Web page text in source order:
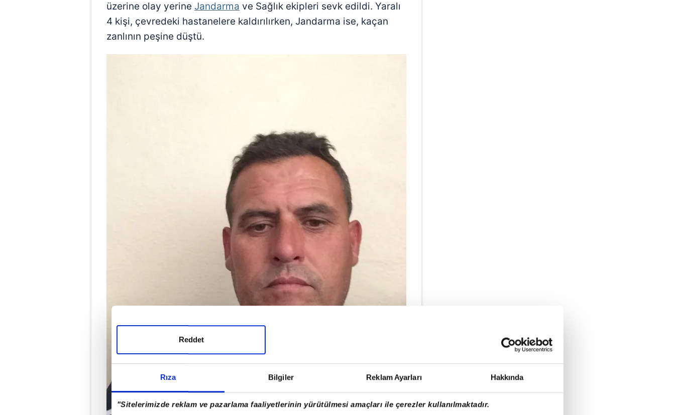
Rıza Bilgiler Reklam Ayarları Hakkında
"Sitelerimizde reklam ve pazarlama faaliyetlerinin yürütülmesi amaçları ile çerezler kullanılmaktadır.
Reddet
üzerine olay yerine Jandarma ve Sağlık ekipleri sevk edildi. Yaralı
4 kişi, çevredeki hastanelere kaldırılırken, Jandarma ise, kaçan
zanlının peşine düştü.